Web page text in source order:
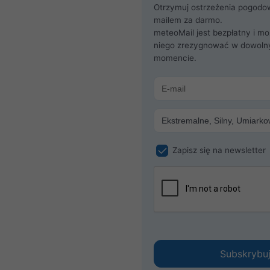
Otrzymuj ostrzeżenia
mailem za darmo.
meteoMail jest bezpłatny i
niego zrezygnować w
momencie.
Zapisz się na newsletter